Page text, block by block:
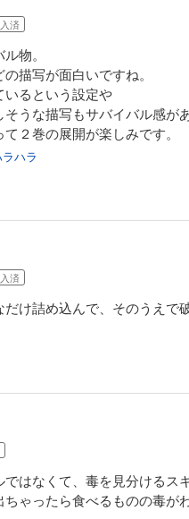
(税込)
全員を救え――!!!
界チートサバイバル飯 15
済
物。
描写が面白いですね。
るという設定や
うな描写もサバイバル感があ
２巻の展開が楽しみです。
ハラ
済
け詰め込んで、そのうえ
はなくて、毒を見分けるス
ゃったら食べるものの毒が